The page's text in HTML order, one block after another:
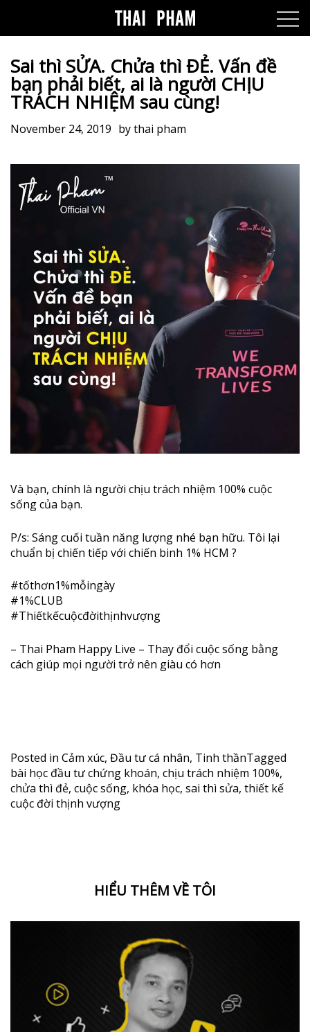
Sai thì SỬA. Chửa thì ĐẺ. Vấn đề
bạn phải biết, ai là người CHỊU
TRÁCH NHIỆM sau cùng!
November 24, 2019 bythai pham
Và bạn, chính là người chịu trách nhiệm 100% cuộc
sống của bạn.
P/s: Sáng cuối tuần năng lượng nhé bạn hữu. Tôi lại
chuẩn bị chiến tiếp với chiến binh 1% HCM ?
#tốthơn1%mỗingày
#1%CLUB
#Thiếtkếcuộcđờithịnhvượng
– Thai Pham Happy Live – Thay đổi cuộc sống bằng
cách giúp mọi người trở nên giàu có hơn
Posted in Cảm xúc, Đầu tư cá nhân, Tinh thầnTagged
bài học đầu tư chứng khoán, chịu trách nhiệm 100%,
chửa thì đẻ, cuộc sống, khóa học, sai thì sửa, thiết kế
cuộc đời thịnh vượng
HIỂU THÊM VỀ TÔI